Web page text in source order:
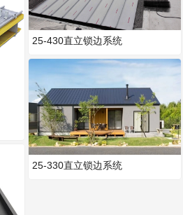
25-430直立锁边系统
25-330直立锁边系统